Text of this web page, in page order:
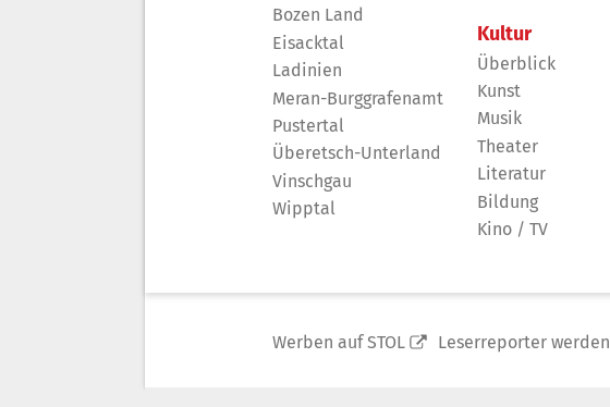
Bozen Land
Eisacktal
Ladinien
Meran-Burggrafenamt
Pustertal
Überetsch-Unterland
Vinschgau
Wipptal
Kultur
Überblick
Kunst
Musik
Theater
Literatur
Bildung
Kino / TV
Werben auf STOL Leserreporter werden